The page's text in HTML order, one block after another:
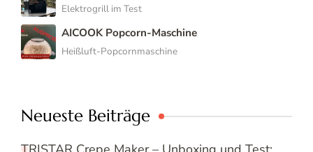
Elektrogrill im Test
AICOOK Popcorn-Maschine
Heißluft-Popcornmaschine
Neueste Beiträge